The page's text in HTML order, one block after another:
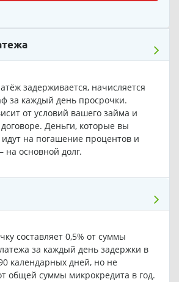
задерживается, начисляется
за каждый день просрочки.
от условий вашего займа и
Деньги, которые вы
идут на погашение процентов и
основной долг.
составляет 0,5% от суммы
за каждый день задержки в
календарных дней, но не
общей суммы микрокредита в год.